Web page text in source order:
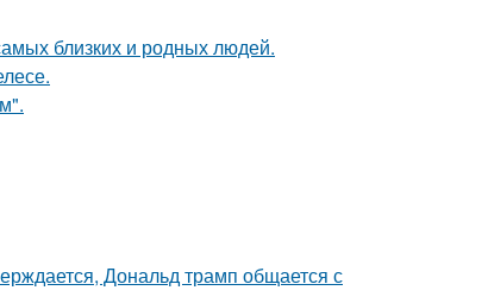
близких и родных людей.
Дональд трамп общается с